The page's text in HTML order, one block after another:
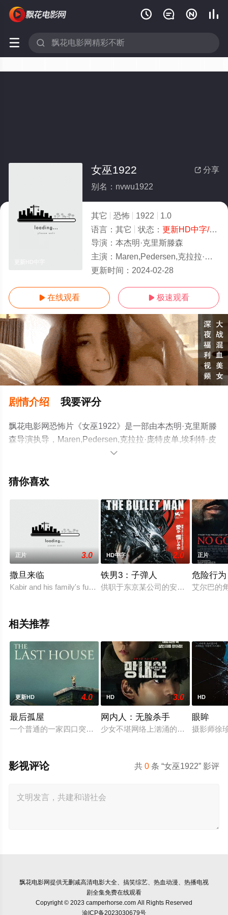
   
 
 分享
女巫1922
别名：nvwu1922
其它 恐怖 1922
1.0
语言： 其它 状态： 更新HD中字/高清
导演： 本杰明·克里斯滕森
主演： Maren,Pedersen,克拉拉·庞特皮单,埃利特·皮奥,奥斯卡·斯特里博尔特
更新时间： 2024-02-28
 在线观看  极速观看
剧情介绍 我要评分
飘花电影网恐怖片《女巫1922》是一部由本杰明·克里斯滕
森导演执导，Maren,Pedersen,克拉拉·庞特皮单,埃利特·皮
奥,奥斯卡·斯特里博尔特等演员精彩演绎的其它电影，手机
剧情信息可移步至豆瓣电影、电视猫或剧情网等平台了

猜你喜欢
正片 3.0
撒旦来临
Kabir and his family's fun weekend retreat takes a nightmarish tu
HD中字 2.0
铁男3：子弹人
供职于东京某公司的安东尼（埃里克
正片
危险行为
艾尔巴的
相关推荐
更新HD 4.0
最后孤屋
一个普通的一家四口突遭诡异变故，被困在自家房屋中超过
HD 3.0
网内人：无脸杀手
少女不堪网络上汹涌的匿名暴力，选
HD
眼眸
摄影师徐
共0 条 “女巫1922” 影评
影视评论
飘花电影网提供无删减高清电影大全、搞笑综艺、热血动漫、热播电视
剧全集免费在线观看
Copyright © 2023 camperhorse.com All Rights Reserved
渝ICP备2023030679号